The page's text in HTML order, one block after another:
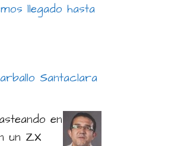
llegado hasta
Santaclara
en
un ZX